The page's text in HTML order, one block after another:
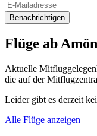
Benachrichtigen
Flüge ab
Aktuelle
die auf der
Leider gibt es derzeit
Alle Flüge anzeigen